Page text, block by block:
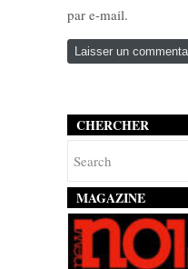
par e-mail.
CHERCHER
MAGAZINE